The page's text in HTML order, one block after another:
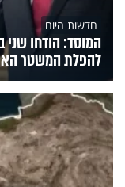
חדשות היום
המוסד: הודחו שני
להפלת המשטר